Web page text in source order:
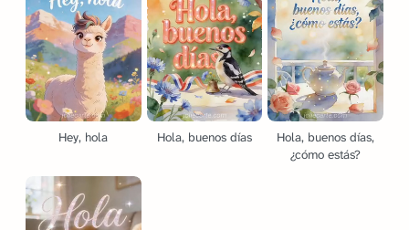
Hey, hola Hola, buenos días
Hola, buenos días,
¿cómo estás?